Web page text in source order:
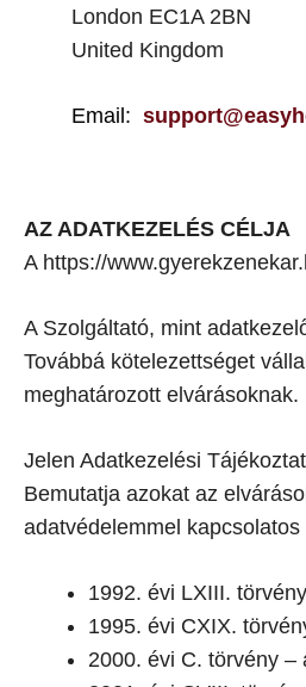
London EC1A 2BN
United Kingdom
Email:
AZ ADATKEZELÉS CÉLJA
A https://
A Szolgáltató, mint
Továbbá kötelezettséget
meghatározott elvárásoknak.
Jelen Adatkezelési
Bemutatja azokat az
adatvédelemmel
1992. évi LXIII.
1995. évi CXIX.
2000. évi C. törvény –